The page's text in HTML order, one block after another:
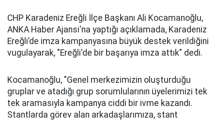
CHP Karadeniz Ereğli İlçe Başkanı Ali Kocamanoğlu,
ANKA Haber Ajansı'na yaptığı açıklamada, Karadeniz
Ereğli’de imza kampanyasına büyük destek verildiğini
vugulayarak, "Ereğli'de bir başarıya imza attık" dedi.
Kocamanoğlu, "Genel merkezimizin oluşturduğu
gruplar ve atadığı grup sorumlularının üyelerimizi tek
tek aramasıyla kampanya ciddi bir ivme kazandı.
Stantlarda görev alan arkadaşlarımıza, stant